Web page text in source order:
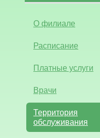
О филиале
Расписание
Платные услуги
Врачи
Территория
обслуживания